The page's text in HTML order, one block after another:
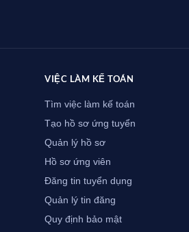
VIỆC LÀM KẾ TOÁN
Tìm việc làm kế toán
Tạo hồ sơ ứng tuyển
Quản lý hồ sơ
Hồ sơ ứng viên
Đăng tin tuyển dụng
Quản lý tin đăng
Quy định bảo mật